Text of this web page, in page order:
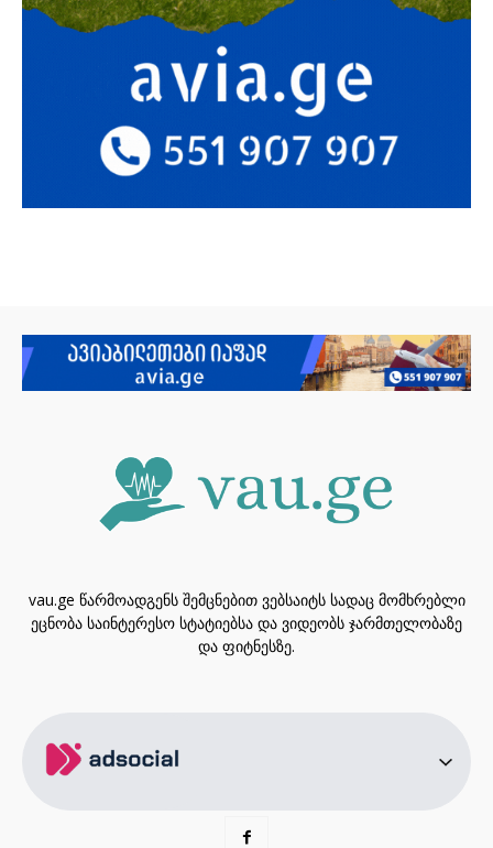
vau.ge წარმოადგენს შემცნებით ვებსაიტს სადაც მომხრებლი
ეცნობა საინტერესო სტატიებსა და ვიდეობს ჯარმთელობაზე
და ფიტნესზე.